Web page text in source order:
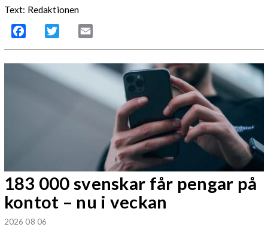
Text: Redaktionen
Facebook Twitter
183 000 svenskar får pengar på
kontot – nu i veckan
2026 08 06